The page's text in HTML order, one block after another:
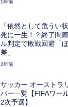
1年前
「依然として危うい
死に一生！？終了間
ル判定で敗戦回避「
差」
2年前
サッカー オースト
バー一覧【FIFAワー
2次予選】